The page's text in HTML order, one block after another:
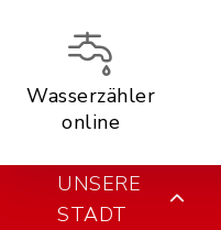
Wasserzähler
online
UNSERE
STADT